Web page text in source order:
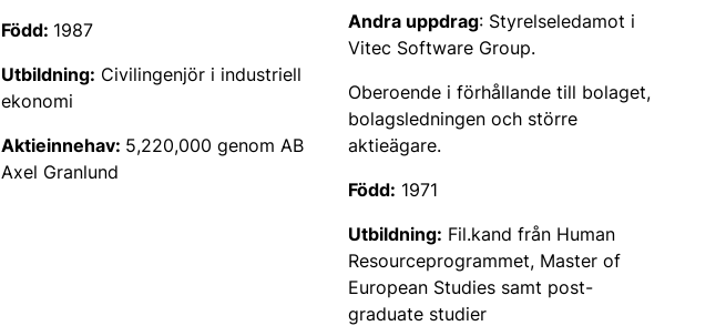
Född: 1987
Utbildning: Civilingenjör i industriell
ekonomi
Aktieinnehav: 5,220,000 genom AB
Axel Granlund
Andra uppdrag: Styrelseledamot i
Vitec Software Group.
Oberoende i förhållande till bolaget,
bolagsledningen och större
aktieägare.
Född: 1971
Utbildning: Fil.kand från Human
Resourceprogrammet, Master of
European Studies samt post-
graduate studier